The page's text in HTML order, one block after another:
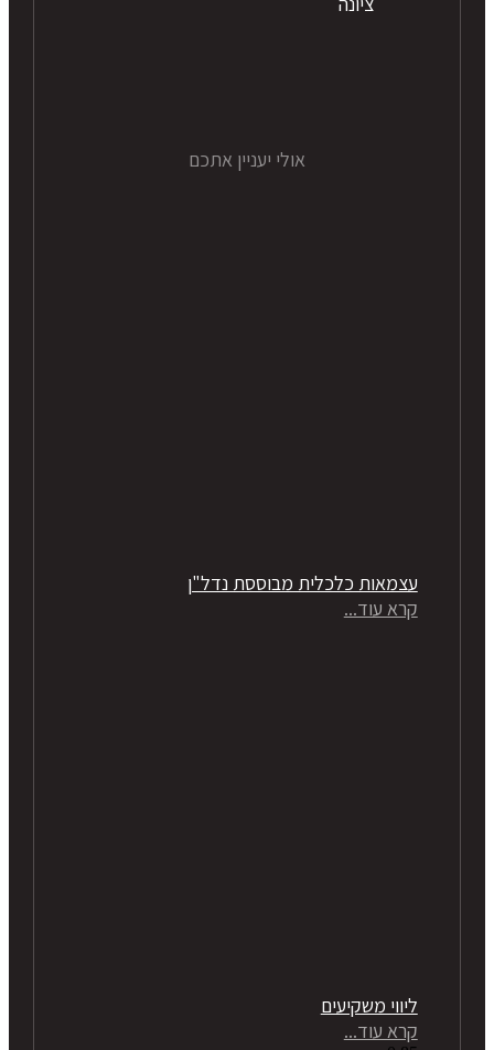
אולי יעניין אתכם
עצמאות כלכלית מבוססת נדל"ן
קרא עוד...
ליווי משקיעים
קרא עוד...